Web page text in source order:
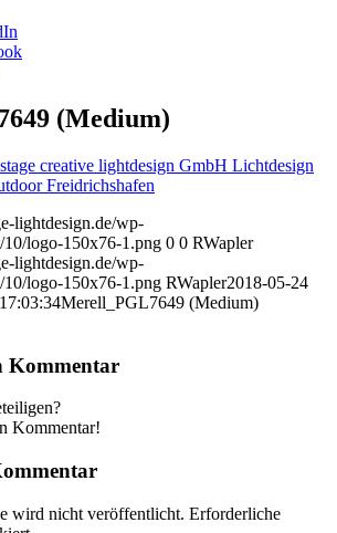
(Medium)
lightdesign.de/wp-
10/logo-150x76-1.png 0 0 RWapler
lightdesign.de/wp-
10/logo-150x76-1.png RWapler2018-05-24
Merell_PGL7649 (Medium)
Kommentar
Kommentar!
wird nicht veröffentlicht. Erforderliche